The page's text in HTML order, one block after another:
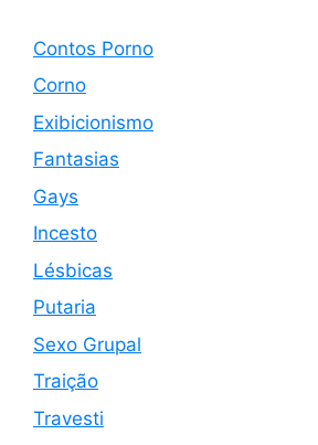
Contos Porno
Corno
Exibicionismo
Fantasias
Gays
Incesto
Lésbicas
Putaria
Sexo Grupal
Traição
Travesti